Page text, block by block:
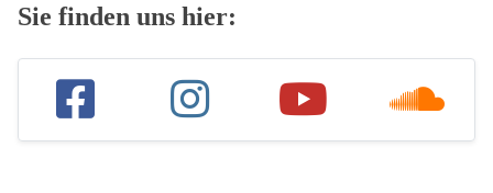
Sie finden uns hier: